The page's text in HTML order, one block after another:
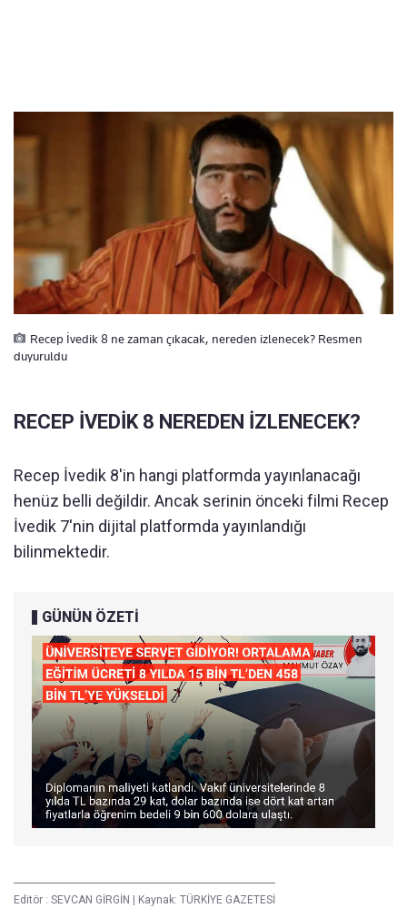
Recep İvedik 8 ne zaman çıkacak, nereden izlenecek? Resmen
duyuruldu
RECEP İVEDİK 8 NEREDEN İZLENECEK?
Recep İvedik 8'in hangi platformda yayınlanacağı
henüz belli değildir. Ancak serinin önceki filmi Recep
İvedik 7'nin dijital platformda yayınlandığı
bilinmektedir.
GÜNÜN ÖZETİ
Editör : SEVCAN GİRGİN Kaynak: TÜRKİYE GAZETESİ